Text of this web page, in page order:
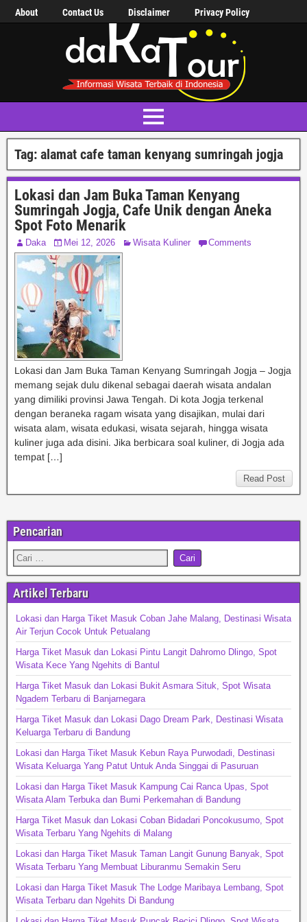
About Contact Us Disclaimer Privacy Policy
Tag: alamat cafe taman kenyang sumringah jogja
Lokasi dan Jam Buka Taman Kenyang
Sumringah Jogja, Cafe Unik dengan Aneka
Spot Foto Menarik
Daka Mei 12, 2026 Wisata Kuliner Comments
Lokasi dan Jam Buka Taman Kenyang Sumringah Jogja – Jogja
memang sejak dulu dikenal sebagai daerah wisata andalan
yang dimiliki provinsi Jawa Tengah. Di kota Jogja terkenal
dengan beraneka ragam wisata yang disajikan, mulai dari
wisata alam, wisata edukasi, wisata sejarah, hingga wisata
kuliner juga ada disini. Jika berbicara soal kuliner, di Jogja ada
tempat […]
Read Post
Pencarian
Artikel Terbaru
Lokasi dan Harga Tiket Masuk Coban Jahe Malang, Destinasi Wisata
Air Terjun Cocok Untuk Petualang
Harga Tiket Masuk dan Lokasi Pintu Langit Dahromo Dlingo, Spot
Wisata Kece Yang Ngehits di Bantul
Harga Tiket Masuk dan Lokasi Bukit Asmara Situk, Spot Wisata
Ngadem Terbaru di Banjarnegara
Harga Tiket Masuk dan Lokasi Dago Dream Park, Destinasi Wisata
Keluarga Terbaru di Bandung
Lokasi dan Harga Tiket Masuk Kebun Raya Purwodadi, Destinasi
Wisata Keluarga Yang Patut Untuk Anda Singgai di Pasuruan
Lokasi dan Harga Tiket Masuk Kampung Cai Ranca Upas, Spot
Wisata Alam Terbuka dan Bumi Perkemahan di Bandung
Harga Tiket Masuk dan Lokasi Coban Bidadari Poncokusumo, Spot
Wisata Terbaru Yang Ngehits di Malang
Lokasi dan Harga Tiket Masuk Taman Langit Gunung Banyak, Spot
Wisata Terbaru Yang Membuat Liburanmu Semakin Seru
Lokasi dan Harga Tiket Masuk The Lodge Maribaya Lembang, Spot
Wisata Terbaru dan Ngehits Di Bandung